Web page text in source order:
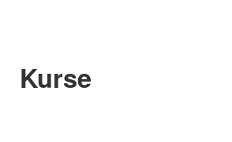
Kurse